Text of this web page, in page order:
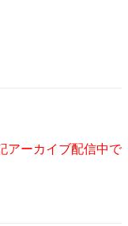
アーカイブ配信中で